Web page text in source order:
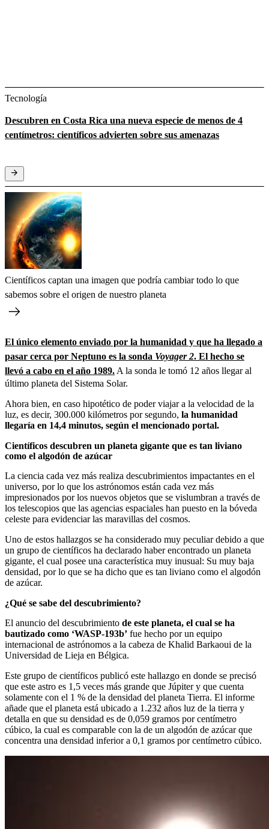
Tecnología
Descubren en Costa Rica una nueva especie de menos de 4
centímetros: científicos advierten sobre sus amenazas
Científicos captan una imagen que podría cambiar todo lo que
sabemos sobre el origen de nuestro planeta
El único elemento enviado por la humanidad y que ha llegado a
pasar cerca por Neptuno es la sonda Voyager 2. El hecho se
llevó a cabo en el año 1989. A la sonda le tomó 12 años llegar al
último planeta del Sistema Solar.
Ahora bien, en caso hipotético de poder viajar a la velocidad de la
luz, es decir, 300.000 kilómetros por segundo, la humanidad
llegaría en 14,4 minutos, según el mencionado portal.
Científicos descubren un planeta gigante que es tan liviano
como el algodón de azúcar
La ciencia cada vez más realiza descubrimientos impactantes en el
universo, por lo que los astrónomos están cada vez más
impresionados por los nuevos objetos que se vislumbran a través de
los telescopios que las agencias espaciales han puesto en la bóveda
celeste para evidenciar las maravillas del cosmos.
Uno de estos hallazgos se ha considerado muy peculiar debido a que
un grupo de científicos ha declarado haber encontrado un planeta
gigante, el cual posee una característica muy inusual: Su muy baja
densidad, por lo que se ha dicho que es tan liviano como el algodón
de azúcar.
¿Qué se sabe del descubrimiento?
El anuncio del descubrimiento de este planeta, el cual se ha
bautizado como ‘WASP-193b’ fue hecho por un equipo
internacional de astrónomos a la cabeza de Khalid Barkaoui de la
Universidad de Lieja en Bélgica.
Este grupo de científicos publicó este hallazgo en donde se precisó
que este astro es 1,5 veces más grande que Júpiter y que cuenta
solamente con el 1 % de la densidad del planeta Tierra. El informe
añade que el planeta está ubicado a 1.232 años luz de la tierra y
detalla en que su densidad es de 0,059 gramos por centímetro
cúbico, la cual es comparable con la de un algodón de azúcar que
concentra una densidad inferior a 0,1 gramos por centímetro cúbico.